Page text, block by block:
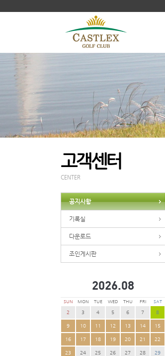
고객센터
CENTER
공지사항
기록실
다운로드
조인게시판
2026.08
SUN MON TUE WED THU FRI SAT
2 3 4 5 6 7 8
9 10 11 12 13 14 15
16 17 18 19 20 21 22
23 24 25 26 27 28 29